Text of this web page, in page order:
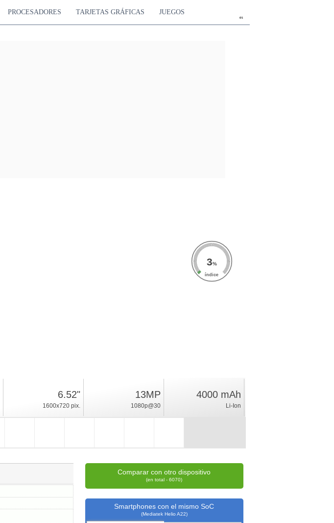
es
PROCESADORES TARJETAS GRÁFICAS JUEGOS
3%
índice
6.52"
1600x720 pix.
13MP
1080p@30
4000 mAh
Li-Ion
Comparar con otro dispositivo
(en total - 6070)
Smartphones con el mismo SoC
(Mediatek Helio A22)